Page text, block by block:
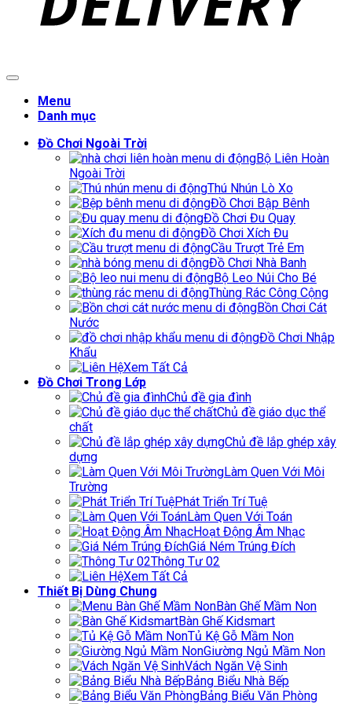
Menu
Danh mục
Đồ Chơi Ngoài Trời
Bộ Liên Hoàn
Ngoài Trời
Thú Nhún Lò Xo
Đồ Chơi Bập Bênh
Đồ Chơi Đu Quay
Đồ Chơi Xích Đu
Cầu Trượt Trẻ Em
Đồ Chơi Nhà Banh
Bộ Leo Núi Cho Bé
Thùng Rác Công Cộng
Bồn Chơi Cát
Nước
Đồ Chơi Nhập
Khẩu
Xem Tất Cả
Đồ Chơi Trong Lớp
Chủ đề gia đình
Chủ đề giáo dục thể
chất
Chủ đề lắp ghép xây
dựng
Làm Quen Với Môi
Trường
Phát Triển Trí Tuệ
Làm Quen Với Toán
Hoạt Động Âm Nhạc
Giá Ném Trúng Đích
Thông Tư 02
Xem Tất Cả
Thiết Bị Dùng Chung
Bàn Ghế Mầm Non
Bàn Ghế Kidsmart
Tủ Kệ Gỗ Mầm Non
Giường Ngủ Mầm Non
Vách Ngăn Vệ Sinh
Bảng Biểu Nhà Bếp
Bảng Biểu Văn Phòng